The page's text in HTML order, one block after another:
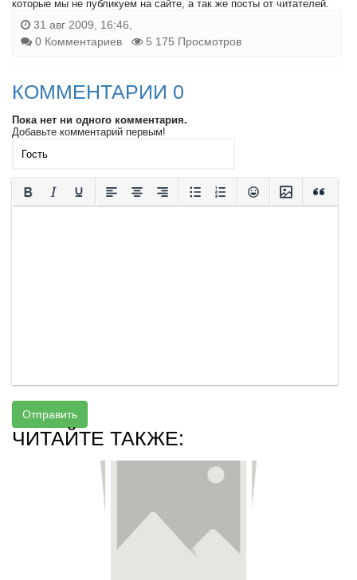
которые мы не публикуем на сайте, а так же посты от читателей.
31 авг 2009, 16:46,
0 Комментариев
5 175 Просмотров
КОММЕНТАРИИ 0
Пока нет ни одного комментария.
Добавьте комментарий первым!
Отправить
ЧИТАЙТЕ ТАКЖЕ: